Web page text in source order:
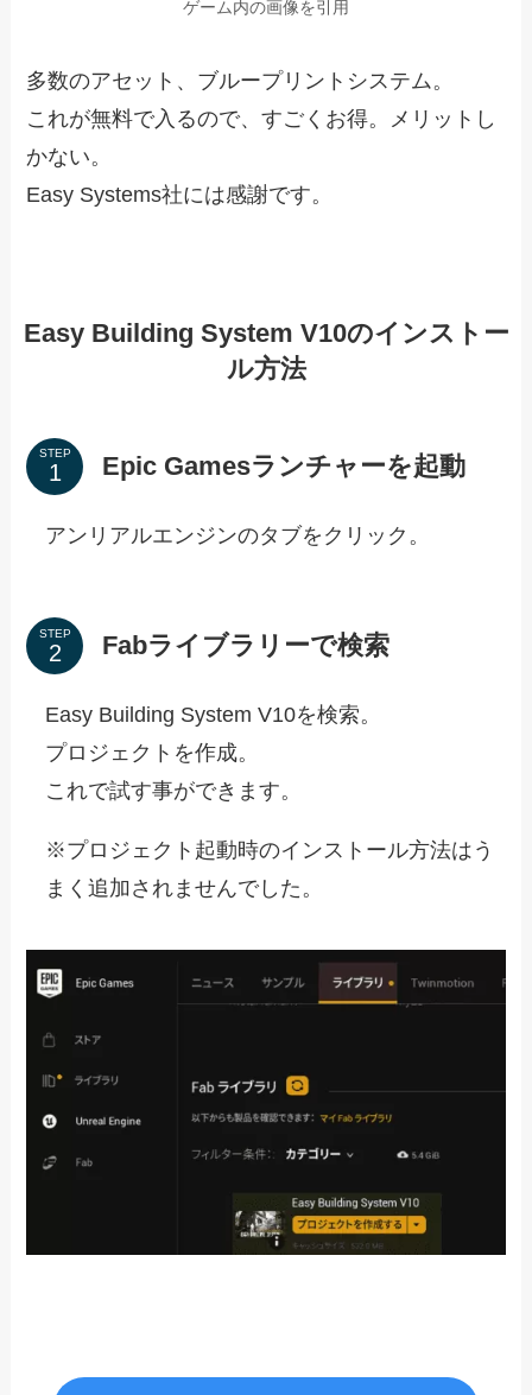
ゲーム内の画像を引用
多数のアセット、ブループリントシステム。
これが無料で入るので、すごくお得。メリットし
かない。
Easy Systems社には感謝です。
Easy Building System V10のインストー
ル方法
STEP Epic Gamesランチャーを起動
アンリアルエンジンのタブをクリック。
STEP Fabライブラリーで検索
Easy Building System V10を検索。
プロジェクトを作成。
これで試す事ができます。
※プロジェクト起動時のインストール方法はう
まく追加されませんでした。